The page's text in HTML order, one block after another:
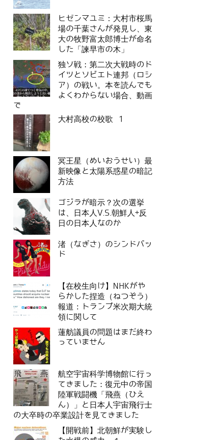
ヒゼンマユミ：大村市桜馬
場の千葉さんが発見し、東
大の牧野富太郎博士が命名
した「諫早市の木」
独ソ戦：第二次大戦時のド
イツとソビエト連邦（ロシ
ア）の戦い。本を読んでも
よくわからない場合、動画
で
大村高校の校歌 1
冥王星（めいおうせい）最
新映像と太陽系惑星の暗記
方法
ゴジラが暗示？次の選挙
は、日本人V.S.朝鮮人+反
日の日本人なのか
渚（なぎさ）のシンドバッ
ド
【在校生向け】NHKがや
らかした捏造（ねつぞう）
報道：トランプ米次期大統
領に関して
蓮舫議員の問題はまだ終わ
っていません
航空宇宙科学博物館に行っ
てきました：復元中の帝国
陸軍戦闘機「飛燕（ひえ
ん）」と日本人宇宙飛行士
の大卒時の卒業設計を見てきました
【開戦前】北朝鮮が実験し